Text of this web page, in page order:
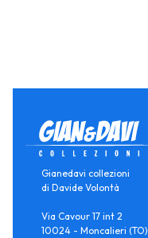
Gianedavi collezioni
di Davide Volontà
Via Cavour 17 int 2
10024 - Moncalieri (TO)